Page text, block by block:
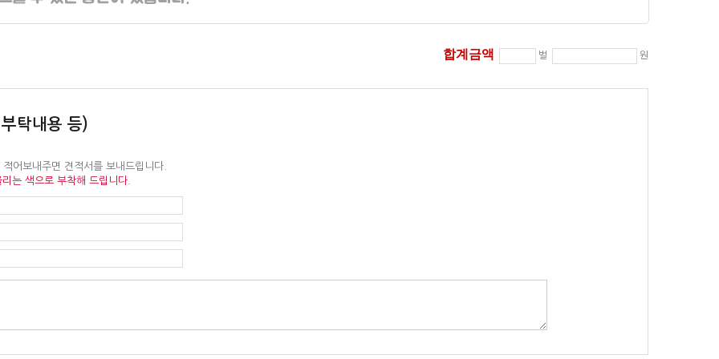
합계금액 벌 원
탁내용 등)
어보내주면 견적서를 보내드립니다.
는 색으로 부착해 드립니다.